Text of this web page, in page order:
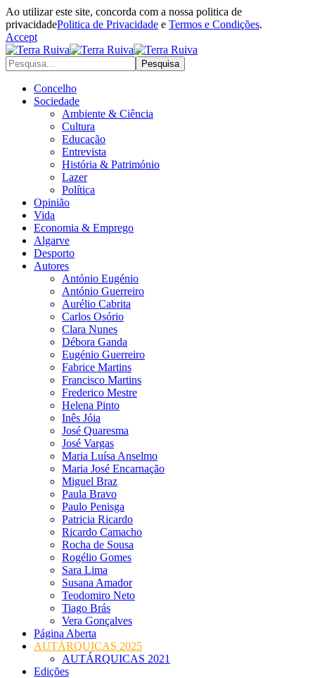
Ao utilizar este site, concorda com a nossa politica de
privacidadePolitica de Privacidade e Termos e Condições.
Accept
Concelho
Sociedade
Ambiente & Ciência
Cultura
Educação
Entrevista
História & Património
Lazer
Política
Opinião
Vida
Economia & Emprego
Algarve
Desporto
Autores
António Eugénio
António Guerreiro
Aurélio Cabrita
Carlos Osório
Clara Nunes
Débora Ganda
Eugénio Guerreiro
Fabrice Martins
Francisco Martins
Frederico Mestre
Helena Pinto
Inês Jóia
José Quaresma
José Vargas
Maria Luísa Anselmo
Maria José Encarnação
Miguel Braz
Paula Bravo
Paulo Penisga
Patricia Ricardo
Ricardo Camacho
Rocha de Sousa
Rogélio Gomes
Sara Lima
Susana Amador
Teodomiro Neto
Tiago Brás
Vera Gonçalves
Página Aberta
AUTÁRQUICAS 2025
AUTÁRQUICAS 2021
Edições